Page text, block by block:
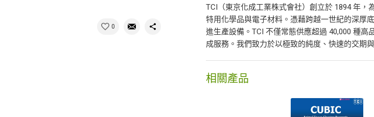
0
TCI（東京化成工業株式會社）創立於 1894 年，
特用化學品與電子材料。憑藉跨越一世紀的深厚
進生產設備。TCI 不僅常態供應超過 40,000 種
成服務。我們致力於以極致的純度、快速的交期
相關產品